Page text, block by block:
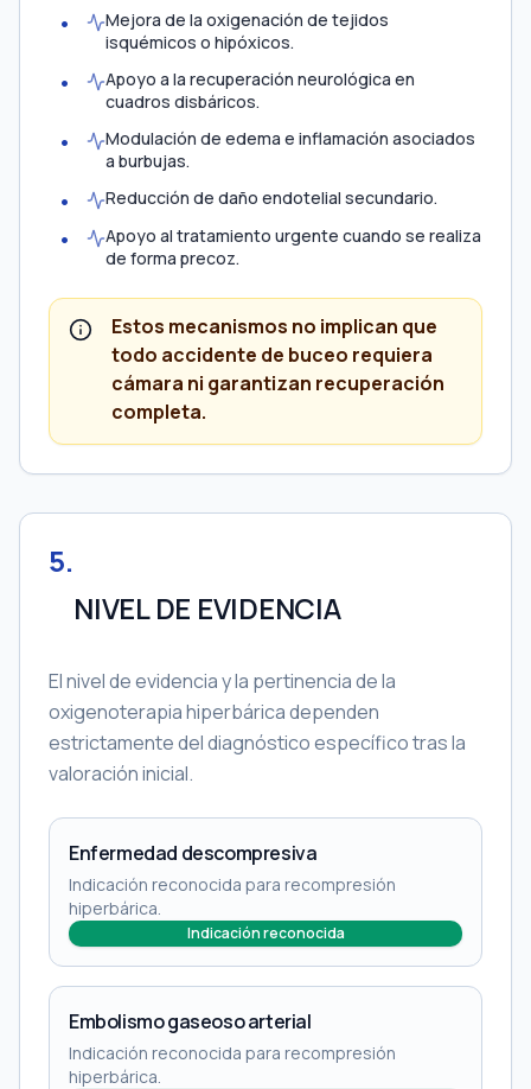
Mejora de la oxigenación de tejidos
isquémicos o hipóxicos.
Apoyo a la recuperación neurológica en
cuadros disbáricos.
Modulación de edema e inflamación asociados
a burbujas.
Reducción de daño endotelial secundario.
Apoyo al tratamiento urgente cuando se realiza
de forma precoz.
Estos mecanismos no implican que
todo accidente de buceo requiera
cámara ni garantizan recuperación
completa.
5.
NIVEL DE EVIDENCIA
El nivel de evidencia y la pertinencia de la
oxigenoterapia hiperbárica dependen
estrictamente del diagnóstico específico tras la
valoración inicial.
Enfermedad descompresiva
Indicación reconocida para recompresión
hiperbárica.
Indicación reconocida
Embolismo gaseoso arterial
Indicación reconocida para recompresión
hiperbárica.